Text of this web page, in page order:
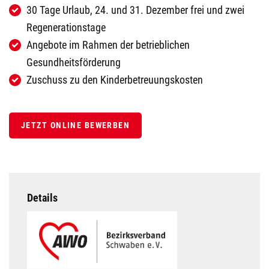
Details
30 Tage Urlaub, 24. und 31. Dezember frei und zwei
Regenerationstage
Angebote im Rahmen der betrieblichen
Gesundheitsförderung
Zuschuss zu den Kinderbetreuungskosten
JETZT ONLINE BEWERBEN